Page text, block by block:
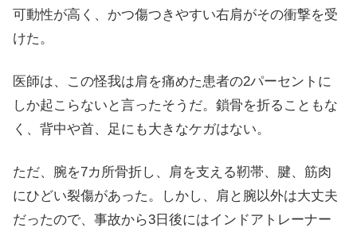
可動性が高く、かつ傷つきやすい右肩がその衝撃を受
けた。
医師は、この怪我は肩を痛めた患者の2パーセントに
しか起こらないと言ったそうだ。鎖骨を折ることもな
く、背中や首、足にも大きなケガはない。
ただ、腕を7カ所骨折し、肩を支える靭帯、腱、筋肉
にひどい裂傷があった。しかし、肩と腕以外は大丈夫
だったので、事故から3日後にはインドアトレーナー